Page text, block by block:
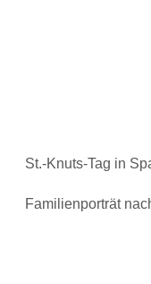
St.-Knuts-Tag in
Familienporträt